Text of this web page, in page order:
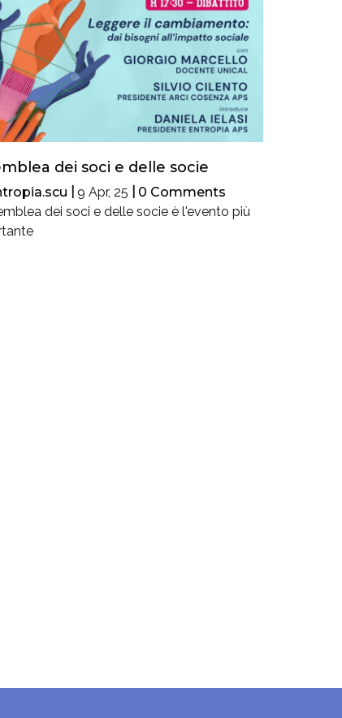
dei soci e delle socie
9 Apr, 25
0 Comments
dei soci e delle socie è l'evento più